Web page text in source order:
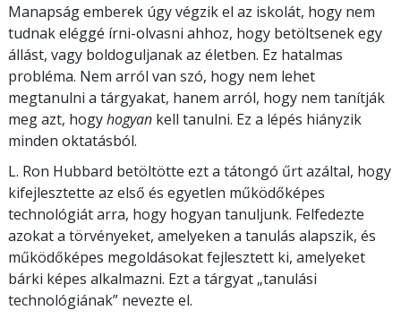
Manapság emberek úgy végzik el az iskolát, hogy nem
tudnak eléggé írni-olvasni ahhoz, hogy betöltsenek egy
állást, vagy boldoguljanak az életben. Ez hatalmas
probléma. Nem arról van szó, hogy nem lehet
megtanulni a tárgyakat, hanem arról, hogy nem tanítják
meg azt, hogyhogyan kell tanulni. Ez a lépés hiányzik
minden oktatásból.
L. Ron Hubbard betöltötte ezt a tátongó űrt azáltal, hogy
kifejlesztette az első és egyetlen működőképes
technológiát arra, hogy hogyan tanuljunk. Felfedezte
azokat a törvényeket, amelyeken a tanulás alapszik, és
működőképes megoldásokat fejlesztett ki, amelyeket
bárki képes alkalmazni. Ezt a tárgyat „tanulási
technológiának” nevezte el.